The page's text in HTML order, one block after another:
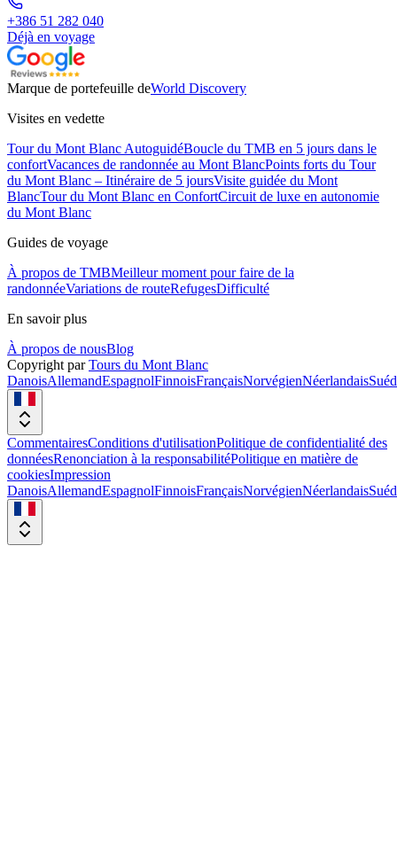
+386 51 282 040
Déjà en voyage
Marque de portefeuille deWorld Discovery
Visites en vedette
Tour du Mont Blanc AutoguidéBoucle du TMB en 5 jours dans le
confortVacances de randonnée au Mont BlancPoints forts du Tour
du Mont Blanc – Itinéraire de 5 joursVisite guidée du Mont
BlancTour du Mont Blanc en ConfortCircuit de luxe en autonomie
du Mont Blanc
Guides de voyage
À propos de TMBMeilleur moment pour faire de la
randonnéeVariations de routeRefugesDifficulté
En savoir plus
À propos de nousBlog
Copyright par Tours du Mont Blanc
DanoisAllemandEspagnolFinnoisFrançaisNorvégienNéerlandais
CommentairesConditions d'utilisationPolitique de confidentialité des
donnéesRenonciation à la responsabilitéPolitique en matière de
cookiesImpression
DanoisAllemandEspagnolFinnoisFrançaisNorvégienNéerlandais